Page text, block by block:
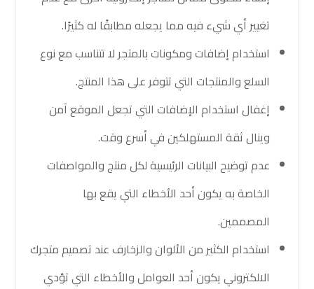
تغيير أي شيء فيه مما يجعله مطابقًا له كثيرًا.
استخدام إضافات ومكونات بالمتجر لا تتناسب مع نوع
السلع والمنتجات التي تتوفر على هذا المنتج.
إغفال استخدام الإضافات التي تجعل الموقع آمن
وينال ثقة المستهلكين في أسرع وقت.
عدم توضيح البيانات الرئيسية لكل منتج والمواصفات
الخاصة به يكون أحد الأخطاء التي يقع بها
المصممين.
استخدام الكثير من الألوان والزخارف عند تصميم متجرك
الالكتروني يكون أحد العوامل والأخطاء التي تؤدي